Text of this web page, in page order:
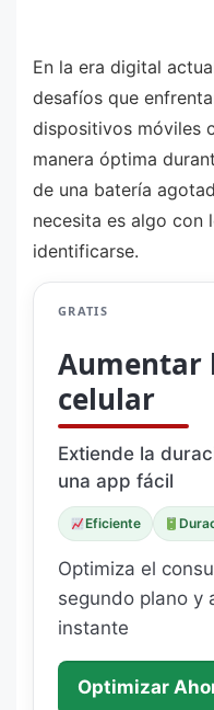
En la era digital
desafíos que
dispositivos móviles
manera óptima
de una batería
necesita es algo con
identificarse.
GRATIS
Aumentar
celular
Extiende la
una app fácil
Eficiente
Optimiza el
segundo plano y
instante
Optimizar